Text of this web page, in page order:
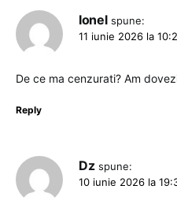
Ionel spune:
11 iunie 2026 la
De ce ma cenzurati? Am
Reply
Dz spune:
10 iunie 2026 la